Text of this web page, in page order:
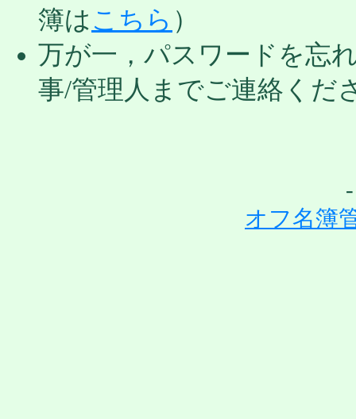
簿は こちら ）
万が一，パスワードを忘
事/管理人までご連絡くだ
オフ名簿